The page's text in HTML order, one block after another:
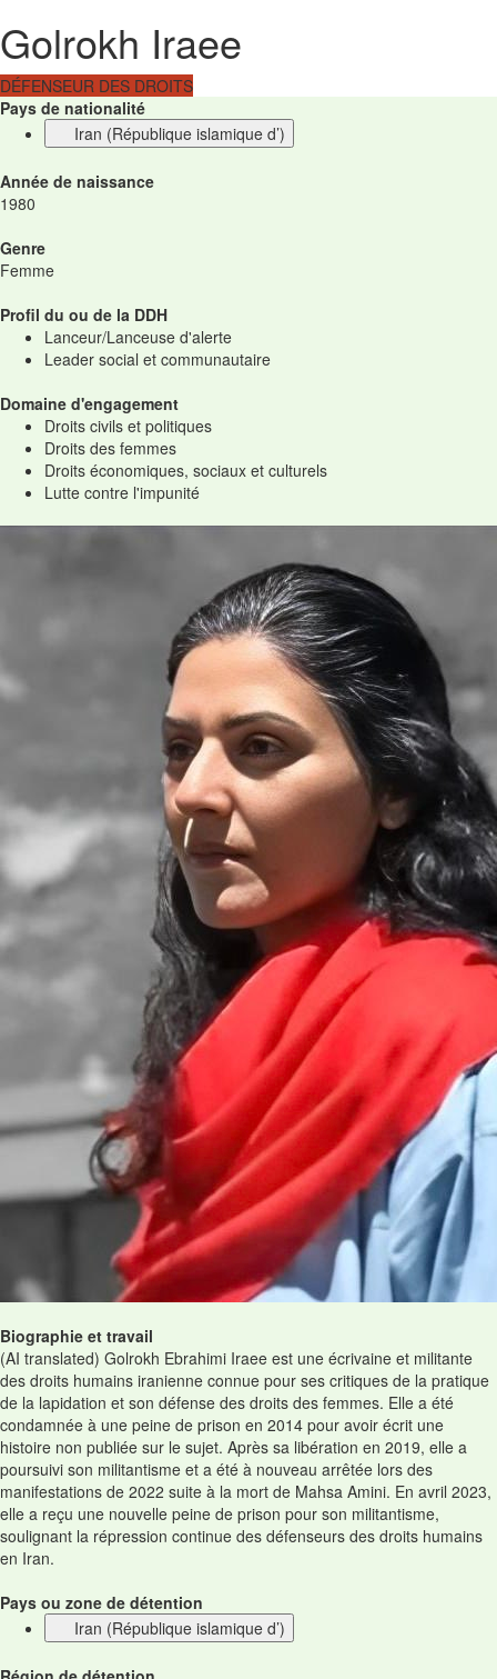
Golrokh Iraee
DÉFENSEUR DES DROITS
Pays de nationalité
Iran (République islamique d’)
Année de naissance
1980
Genre
Femme
Profil du ou de la DDH
Lanceur/Lanceuse d'alerte
Leader social et communautaire
Domaine d'engagement
Droits civils et politiques
Droits des femmes
Droits économiques, sociaux et culturels
Lutte contre l'impunité
Biographie et travail
(AI translated) Golrokh Ebrahimi Iraee est une écrivaine et militante
des droits humains iranienne connue pour ses critiques de la pratique
de la lapidation et son défense des droits des femmes. Elle a été
condamnée à une peine de prison en 2014 pour avoir écrit une
histoire non publiée sur le sujet. Après sa libération en 2019, elle a
poursuivi son militantisme et a été à nouveau arrêtée lors des
manifestations de 2022 suite à la mort de Mahsa Amini. En avril 2023,
elle a reçu une nouvelle peine de prison pour son militantisme,
soulignant la répression continue des défenseurs des droits humains
en Iran.
Pays ou zone de détention
Iran (République islamique d’)